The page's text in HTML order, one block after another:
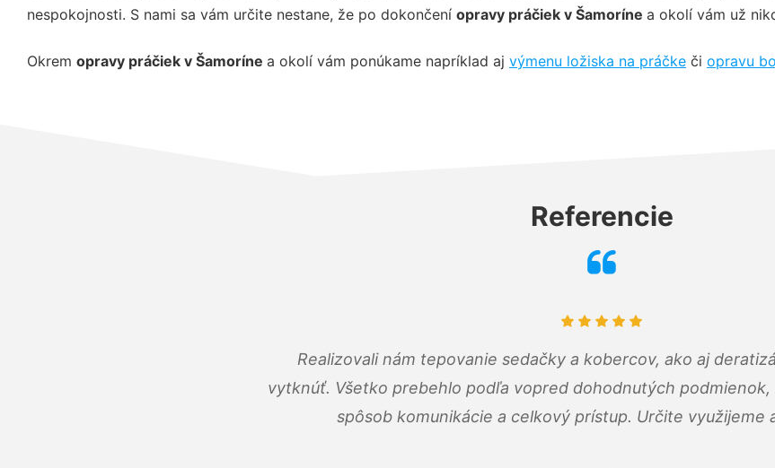
nespokojnosti. S nami sa vám určite nestane, že po dokončení opravy práčiek v Šamoríne a okolí vám už
Okrem opravy práčiek v Šamoríne a okolí vám ponúkame napríklad aj výmenu ložiska na práčke či opravu
Referencie
Realizovali nám tepovanie sedačky a kobercov, ako aj
vytknúť. Všetko prebehlo podľa vopred dohodnutých podmienok,
spôsob komunikácie a celkový prístup. Určite využijeme